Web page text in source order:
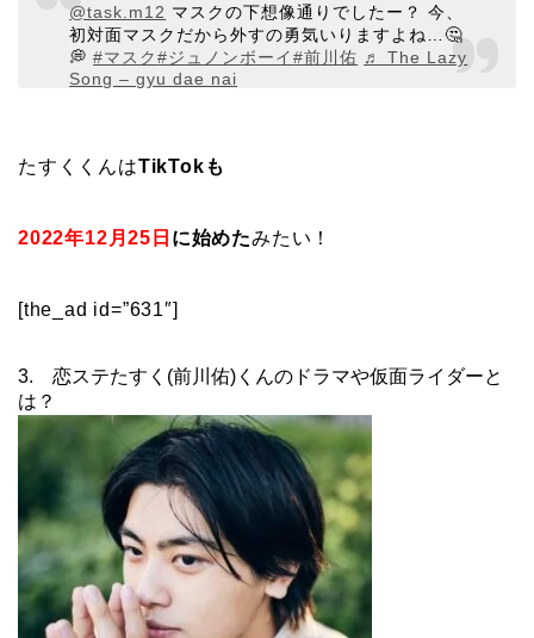
@task.m12 マスクの下想像通りでしたー？ 今、
初対面マスクだから外すの勇気いりますよね…🤔
💭#マスク#ジュノンボーイ#前川佑 ♬ The Lazy
Song – gyu dae nai
たすくくんはTikTokも
2022年12月25日 に始めたみたい！
[the_ad id=”631″]
3. 恋ステたすく(前川佑)くんのドラマや仮面ライダーと
は？